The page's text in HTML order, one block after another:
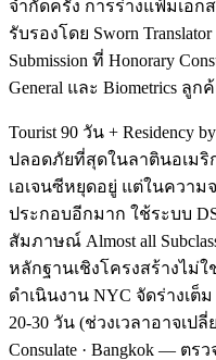
จำกัดครั้ง การร่างแฟ้มเอกส
รับรองโดย Sworn
Submission ที่ Honorary
General และ Biometrics ลู
Tourist 90 วัน + Residency
ปลอดภัยที่สุดในลาตินอเมริ
เอเจนซีหยุดอยู่ แต่ในควา
ประกอบอีกมาก ใช้ระบบ
สัมภาษณ์ Almost all
หลักฐานเชิงโครงสร้างไม่
ดำเนินงาน NYC จัดร่างเต็
20-30 วัน (ช่วงเวลาอาจเป
Consulate · Bangkok — ต